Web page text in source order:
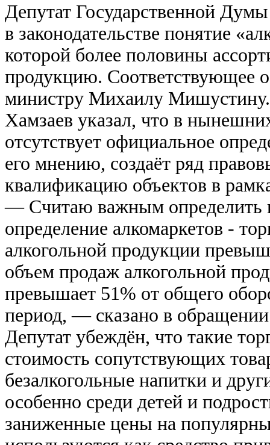
Депутат Государственной
в законодательстве понятие
которой более половины
продукцию. Соответствующее
министру Михаилу
Хамзаев указал, что в
отсутствует официальное
его мнению, создаёт ряд
квалификацию объектов в
— Считаю важным определить и
определение алкомаркетов -
алкогольной продукции
объем продаж алкогольной
превышает 51% от общего
период, — сказано в
Депутат убеждён, что такие
стоимость сопутствующих
безалкогольные напитки и
особенно среди детей и
заниженные цены на